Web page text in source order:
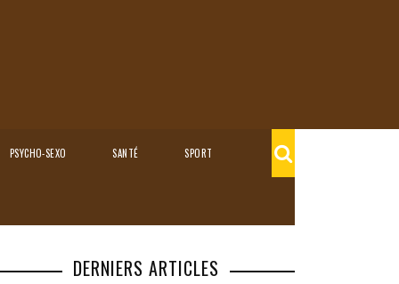
PSYCHO-SEXO SANTÉ SPORT
DERNIERS ARTICLES